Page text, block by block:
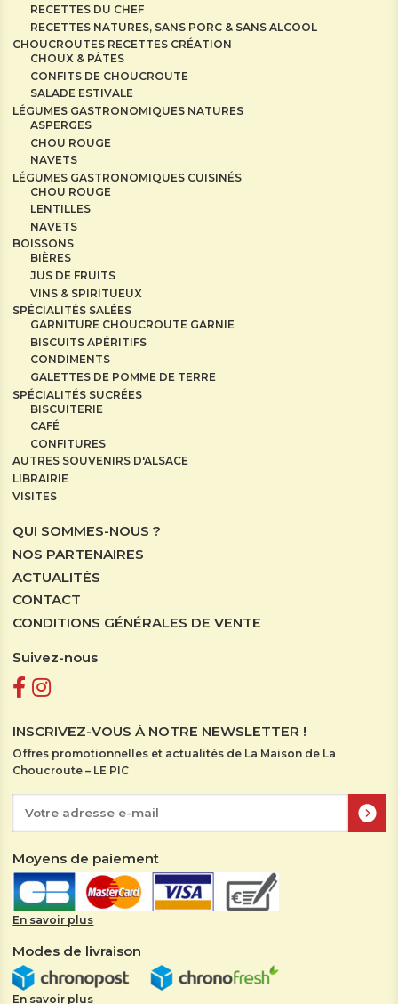
RECETTES DU CHEF
RECETTES NATURES, SANS PORC & SANS ALCOOL
CHOUCROUTES RECETTES CRÉATION
CHOUX & PÂTES
CONFITS DE CHOUCROUTE
SALADE ESTIVALE
LÉGUMES GASTRONOMIQUES NATURES
ASPERGES
CHOU ROUGE
NAVETS
LÉGUMES GASTRONOMIQUES CUISINÉS
CHOU ROUGE
LENTILLES
NAVETS
BOISSONS
BIÈRES
JUS DE FRUITS
VINS & SPIRITUEUX
SPÉCIALITÉS SALÉES
GARNITURE CHOUCROUTE GARNIE
BISCUITS APÉRITIFS
CONDIMENTS
GALETTES DE POMME DE TERRE
SPÉCIALITÉS SUCRÉES
BISCUITERIE
CAFÉ
CONFITURES
AUTRES SOUVENIRS D'ALSACE
LIBRAIRIE
VISITES
QUI SOMMES-NOUS ?
NOS PARTENAIRES
ACTUALITÉS
CONTACT
CONDITIONS GÉNÉRALES DE VENTE
Suivez-nous
INSCRIVEZ-VOUS À NOTRE NEWSLETTER !
Offres promotionnelles et actualités de La Maison de La
Choucroute – LE PIC
Moyens de paiement
En savoir plus
Modes de livraison
En savoir plus